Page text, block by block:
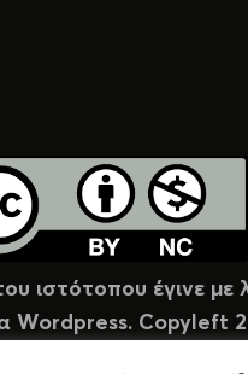
ιστότοπου έγινε με
Wordpress. Copyleft